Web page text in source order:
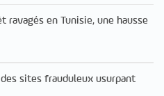
ravagés en Tunisie, une hausse
sites frauduleux usurpant